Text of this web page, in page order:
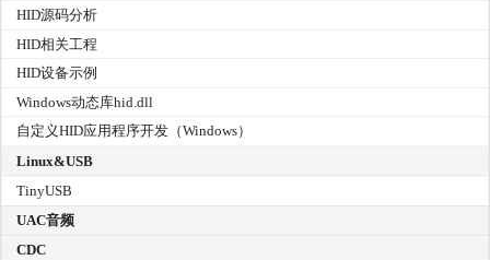
HID源码分析
HID相关工程
HID设备示例
Windows动态库hid.dll
自定义HID应用程序开发（Windows）
Linux&USB
TinyUSB
UAC音频
CDC